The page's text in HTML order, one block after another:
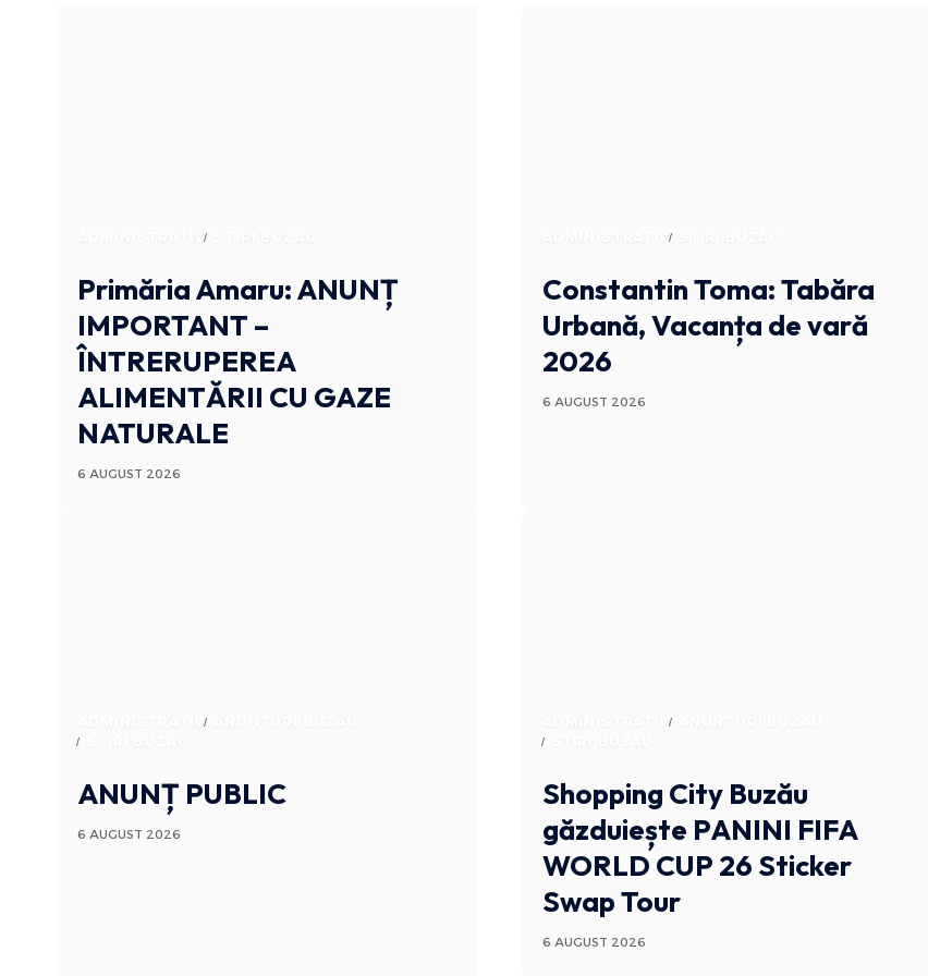
ADMINISTRATIV
Primăria Amaru: ANUNȚ
IMPORTANT –
ÎNTRERUPEREA
ALIMENTĂRII CU GAZE
NATURALE
6 AUGUST 2026
ADMINISTRATIV
Constantin Toma: Tabăra
Urbană, Vacanța de vară
2026
6 AUGUST 2026
ADMINISTRATIV
ANUNȚ PUBLIC
6 AUGUST 2026
ADMINISTRATIV
Shopping City Buzău
găzduiește PANINI FIFA
WORLD CUP 26 Sticker
Swap Tour
6 AUGUST 2026